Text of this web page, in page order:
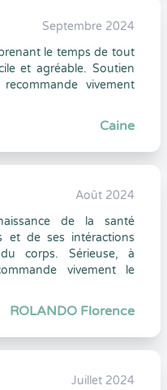
Septembre 2024
le temps de tout
et agréable. Soutien
vivement
Caine
Août 2024
de la santé
et de ses intéractions
corps. Sérieuse, à
vivement le
ROLANDO Florence
Juillet 2024